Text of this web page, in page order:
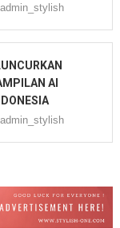
admin_stylish
AI
admin_stylish